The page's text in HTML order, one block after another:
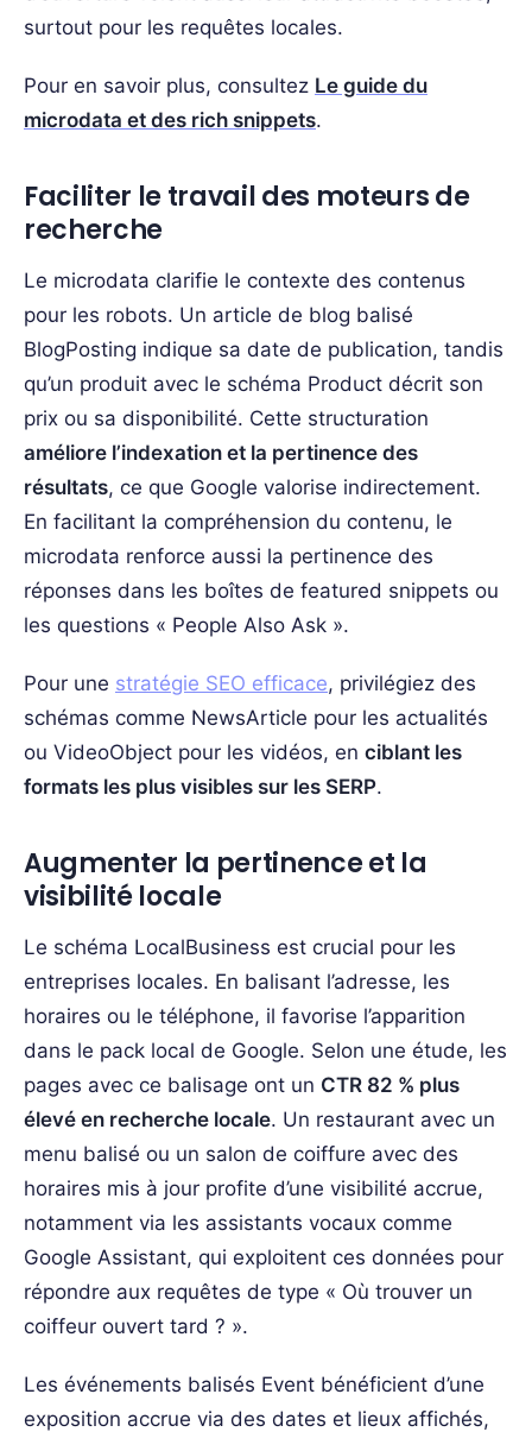
surtout pour les requêtes locales.
Pour en savoir plus, consultez Le guide du
microdata et des rich snippets.
Faciliter le travail des moteurs de
recherche
Le microdata clarifie le contexte des contenus
pour les robots. Un article de blog balisé
BlogPosting indique sa date de publication, tandis
qu’un produit avec le schéma Product décrit son
prix ou sa disponibilité. Cette structuration
améliore l’indexation et la pertinence des
résultats, ce que Google valorise indirectement.
En facilitant la compréhension du contenu, le
microdata renforce aussi la pertinence des
réponses dans les boîtes de featured snippets ou
les questions « People Also Ask ».
Pour une stratégie SEO efficace, privilégiez des
schémas comme NewsArticle pour les actualités
ou VideoObject pour les vidéos, en ciblant les
formats les plus visibles sur les SERP.
Augmenter la pertinence et la
visibilité locale
Le schéma LocalBusiness est crucial pour les
entreprises locales. En balisant l’adresse, les
horaires ou le téléphone, il favorise l’apparition
dans le pack local de Google. Selon une étude, les
pages avec ce balisage ont un CTR 82 % plus
élevé en recherche locale. Un restaurant avec un
menu balisé ou un salon de coiffure avec des
horaires mis à jour profite d’une visibilité accrue,
notamment via les assistants vocaux comme
Google Assistant, qui exploitent ces données pour
répondre aux requêtes de type « Où trouver un
coiffeur ouvert tard ? ».
Les événements balisés Event bénéficient d’une
exposition accrue via des dates et lieux affichés,